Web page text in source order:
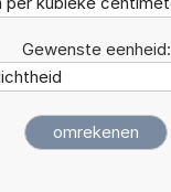
Gewenste eenheid: